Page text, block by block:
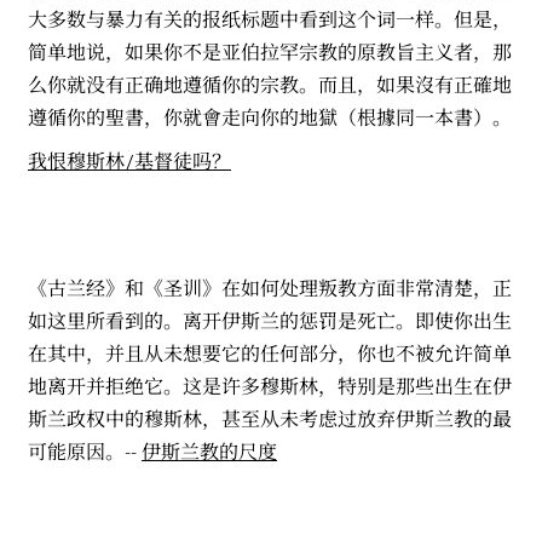
大多数与暴力有关的报纸标题中看到这个词一样。但是，
简单地说，如果你不是亚伯拉罕宗教的原教旨主义者，那
么你就没有正确地遵循你的宗教。而且，如果沒有正確地
遵循你的聖書，你就會走向你的地獄（根據同一本書）。
我恨穆斯林/基督徒吗？
《古兰经》和《圣训》在如何处理叛教方面非常清楚，正
如这里所看到的。离开伊斯兰的惩罚是死亡。即使你出生
在其中，并且从未想要它的任何部分，你也不被允许简单
地离开并拒绝它。这是许多穆斯林，特别是那些出生在伊
斯兰政权中的穆斯林，甚至从未考虑过放弃伊斯兰教的最
可能原因。-- 伊斯兰教的尺度